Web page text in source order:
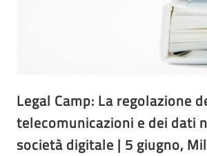
Legal Camp: La regolazione
telecomunicazioni e dei dati
società digitale | 5 giugno,